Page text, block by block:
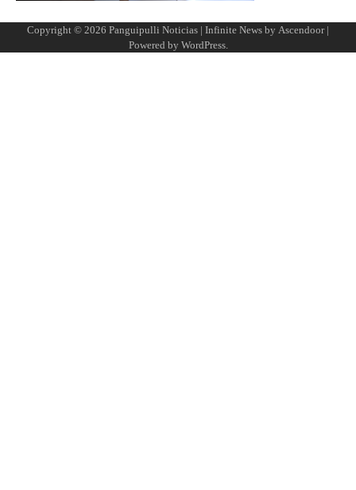
Copyright © 2026 Panguipulli Noticias | Infinite News by Ascendoor|
Powered by WordPress.